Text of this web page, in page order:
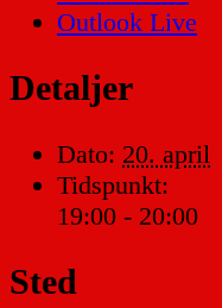
Outlook Live
Detaljer
Dato: 20. april
Tidspunkt:
19:00 - 20:00
Sted